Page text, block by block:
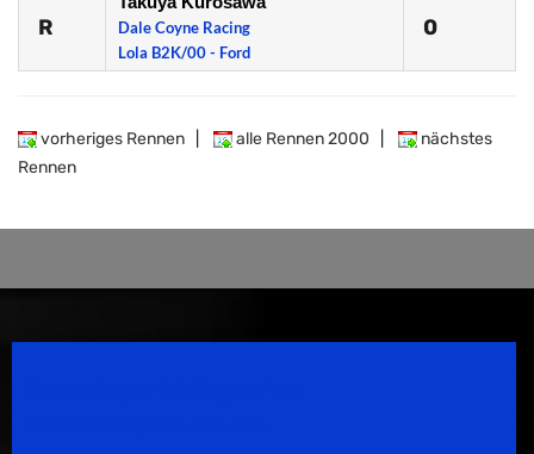
R
Dale Coyne Racing
Lola B2K/00 - Ford
0
vorheriges Rennen alle Rennen 2000
nächstes
Rennen